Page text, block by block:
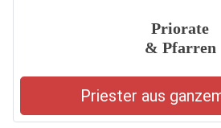
Priorate
& Pfarren
Priester aus